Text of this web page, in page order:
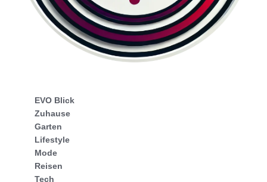
EVO Blick
Zuhause
Garten
Lifestyle
Mode
Reisen
Tech